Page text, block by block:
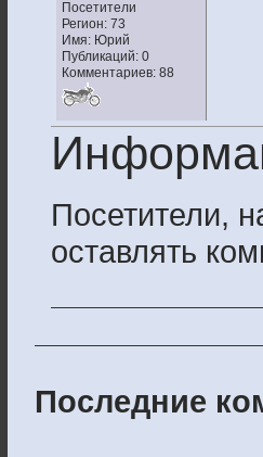
Посетители
Регион: 73
Имя: Юрий
Публикаций: 0
Комментариев: 88
Посетители,
оставлять
Последние